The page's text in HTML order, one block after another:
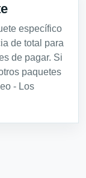
específico
de total para
de pagar. Si
paquetes
- Los